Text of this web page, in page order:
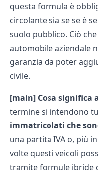
questa formula è
circolante sia se se è
suolo pubblico. Ciò
automobile aziendale
garanzia da poter
civile.
[main] Cosa significa
termine si intendono
immatricolati che
una partita IVA o, più
volte questi veicoli
tramite formule ibride